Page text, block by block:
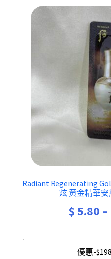
Radiant Regenerating
炫 黃金精華安
$5.80 –
優惠-